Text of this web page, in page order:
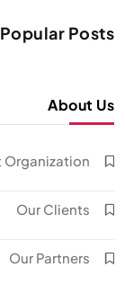
Popular Posts
About Us
Organization
Our Clients
Our Partners